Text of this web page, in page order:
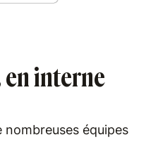
interne
nombreuses équipes